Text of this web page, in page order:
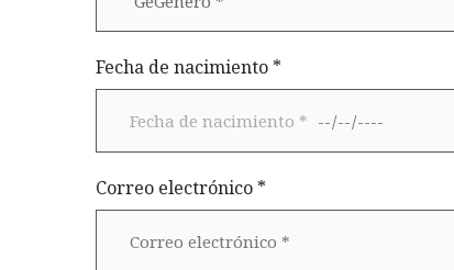
Fecha de nacimiento *
Correo electrónico *